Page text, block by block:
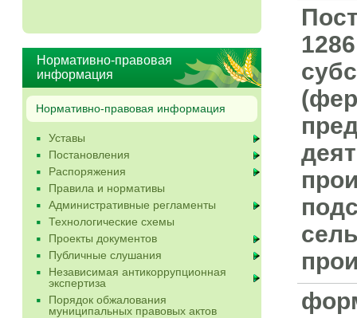
Нормативно-правовая
информация
Нормативно-правовая информация
Уставы
Постановления
Распоряжения
Правила и нормативы
Административные регламенты
Технологические схемы
Проекты документов
Публичные слушания
Независимая антикоррупционная
экспертиза
Порядок обжалования
муниципальных правовых актов